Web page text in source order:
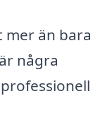
mer än bara
några